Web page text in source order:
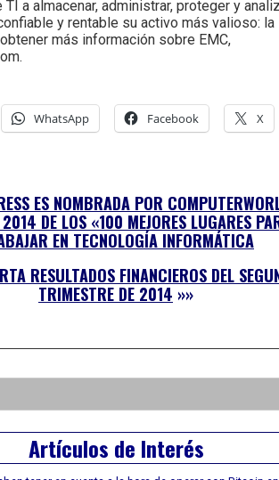
a almacenar, administrar, proteger y
y rentable su activo más valioso: la
más información sobre EMC,
WhatsApp Facebook X
ES NOMBRADA POR
DE LOS «100 MEJORES LUGARES
EN TECNOLOGÍA INFORMÁTICA
RESULTADOS FINANCIEROS DEL
TRIMESTRE DE 2014 »»
Artículos de Interés